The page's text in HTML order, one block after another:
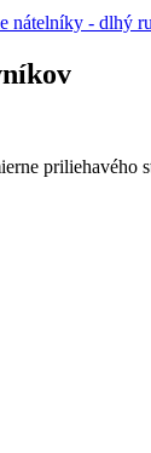
nátelníky - dlhý
priliehavého